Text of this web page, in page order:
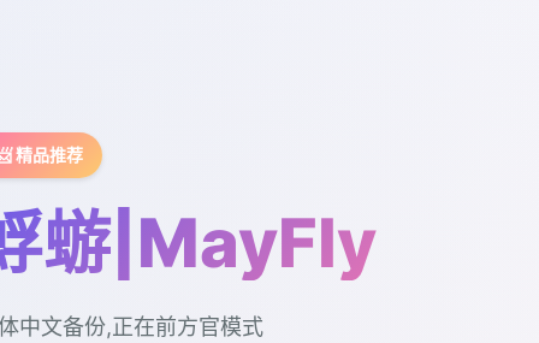
精品推荐
蝣|MayFly
中文备份,正在前方官模式